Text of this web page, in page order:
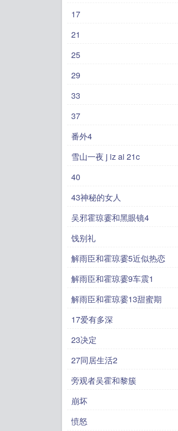
17
21
25
29
33
37
番外4
雪山一夜 j iz ai 21c
40
43神秘的女人
吴邪霍琼霎和黑眼镜4
饯别礼
解雨臣和霍琼霎5近似热恋
解雨臣和霍琼霎9车震1
解雨臣和霍琼霎13甜蜜期
17爱有多深
23决定
27同居生活2
旁观者吴霍和黎簇
崩坏
愤怒